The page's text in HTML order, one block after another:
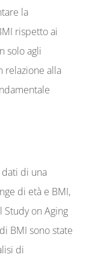
la
rispetto ai
solo agli
relazione alla
di una
di età e BMI,
on Aging
BMI sono state
di